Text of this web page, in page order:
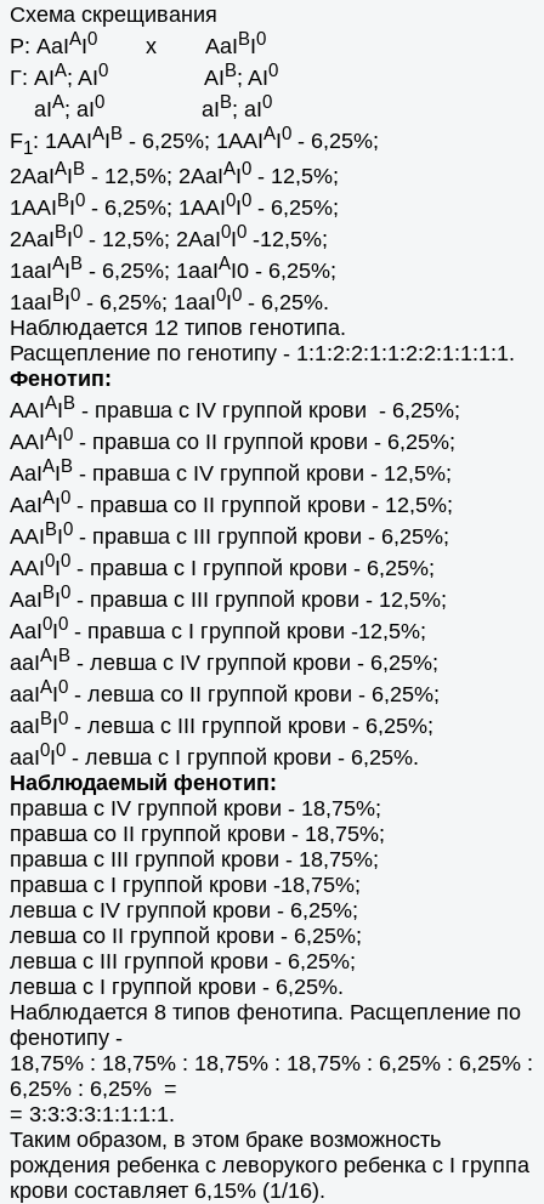
Схема скрещивания
Р: AaIAI0 х AaIBI0
Г: AIA; AI0 AIB; AI0
aIA; aI0 aIB; aI0
F1: 1AAIAIB - 6,25%; 1AAIAI0 - 6,25%;
2AaIAIB - 12,5%; 2AaIAI0 - 12,5%;
1AAIBI0 - 6,25%; 1AAI0I0 - 6,25%;
2AaIBI0 - 12,5%; 2AaI0I0 -12,5%;
1aaIAIB - 6,25%; 1aaIAI0 - 6,25%;
1aaIBI0 - 6,25%; 1aaI0I0 - 6,25%.
Наблюдается 12 типов генотипа.
Расщепление по генотипу - 1:1:2:2:1:1:2:2:1:1:1:1.
Фенотип:
AAIAIB - правша с IV группой крови - 6,25%;
AAIAI0 - правша со II группой крови - 6,25%;
AaIAIB - правша с IV группой крови - 12,5%;
AaIAI0 - правша со II группой крови - 12,5%;
AAIBI0 - правша с III группой крови - 6,25%;
AAI0I0 - правша с I группой крови - 6,25%;
AaIBI0 - правша с III группой крови - 12,5%;
AaI0I0 - правша с I группой крови -12,5%;
aaIAIB - левша с IV группой крови - 6,25%;
aaIAI0 - левша со II группой крови - 6,25%;
aaIBI0 - левша с III группой крови - 6,25%;
aaI0I0 - левша с I группой крови - 6,25%.
Наблюдаемый фенотип:
правша с IV группой крови - 18,75%;
правша со II группой крови - 18,75%;
правша с III группой крови - 18,75%;
правша с I группой крови -18,75%;
левша с IV группой крови - 6,25%;
левша со II группой крови - 6,25%;
левша с III группой крови - 6,25%;
левша с I группой крови - 6,25%.
Наблюдается 8 типов фенотипа. Расщепление по
фенотипу -
18,75% : 18,75% : 18,75% : 18,75% : 6,25% : 6,25% :
6,25% : 6,25% =
= 3:3:3:3:1:1:1:1.
Таким образом, в этом браке возможность
рождения ребенка с леворукого ребенка с I группа
крови составляет 6,15% (1/16).